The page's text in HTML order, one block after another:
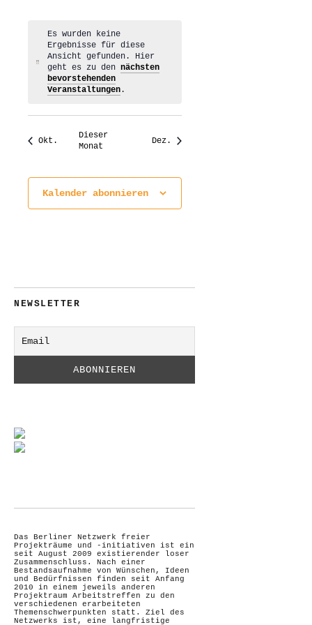
Hinweis
Es wurden keine
Ergebnisse für diese
Ansicht gefunden. Hier
geht es zu dennächsten
bevorstehenden
Veranstaltungen .
Okt.
Dieser
Monat
Dez.
Kalender abonnieren
NEWSLETTER
Das Berliner Netzwerk freier
Projekträume und -initiativen ist ein
seit August 2009 existierender loser
Zusammenschluss. Nach einer
Bestandsaufnahme von Wünschen, Ideen
und Bedürfnissen finden seit Anfang
2010 in einem jeweils anderen
Projektraum Arbeitstreffen zu den
verschiedenen erarbeiteten
Themenschwerpunkten statt. Ziel des
Netzwerks ist, eine langfristige